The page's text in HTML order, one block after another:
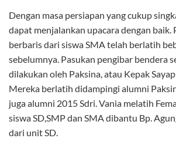
Dengan masa persiapan yang cukup
dapat menjalankan upacara dengan baik.
berbaris dari siswa SMA telah berlatih
sebelumnya. Pasukan pengibar bendera
dilakukan oleh Paksina, atau Kepak
Mereka berlatih didampingi alumni
juga alumni 2015 Sdri. Vania melatih
siswa SD,SMP dan SMA dibantu Bp.
dari unit SD.